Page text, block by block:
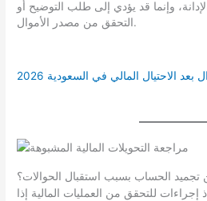
وإنما قد يؤدي إلى طلب التوضيح أو
التحقق من مصدر الأموال.
بعد الاحتيال المالي في السعودية 2026
الحساب بسبب استقبال الحوالات؟
للتحقق من العمليات المالية إذا